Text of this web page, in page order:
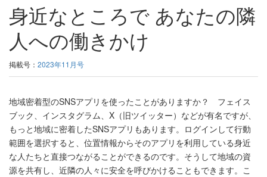
身近なところで あなたの隣
人への働きかけ
掲載号： 2023年11月号
地域密着型のSNSアプリを使ったことがありますか？ フェイス
ブック、インスタグラム、X（旧ツイッター）などが有名ですが、
もっと地域に密着したSNSアプリもあります。ログインして行動
範囲を選択すると、位置情報からそのアプリを利用している身近
な人たちと直接つながることができるのです。そうして地域の資
源を共有し、近隣の人々に安全を呼びかけることもできます。こ